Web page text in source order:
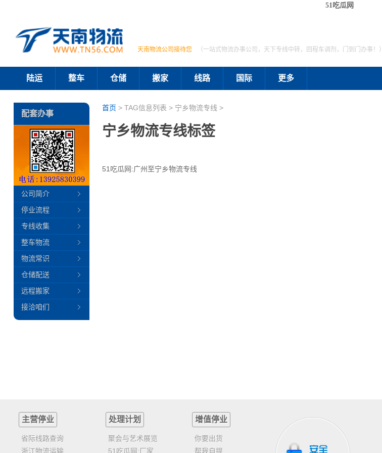
51吃瓜网
天南物流公司接待您 （一站式物流办事公司，天下专线中转，回程车调剂，门到门办事！）
陆运 整车 仓储 搬家 线路 国际 更多
首页 > TAG信息列表 > 宁乡物流专线 >
宁乡物流专线标签
51吃瓜网:广州至宁乡物流专线
配套办事
公司简介
停业流程
专线收集
整车物流
物流常识
仓储配送
远程搬家
接洽咱们
主营停业
省际线路查询
浙江物流运输
处理计划
聚会与艺术展览
51吃瓜网:厂家
增值停业
你要出货
帮我自提